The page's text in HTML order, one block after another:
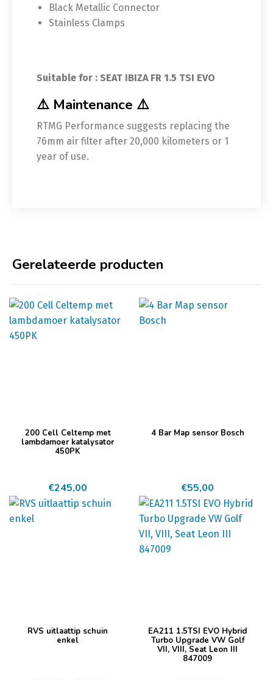
Black Metallic Connector
Stainless Clamps
Suitable for : SEAT IBIZA FR 1.5 TSI EVO
⚠️ Maintenance ⚠️
RTMG Performance suggests replacing the
76mm air filter after 20,000 kilometers or 1
year of use.
Gerelateerde producten
200 Cell Celtemp met
lambdamoer katalysator
450PK
€245,00
4 Bar Map sensor Bosch
€55,00
RVS uitlaattip schuin
enkel
EA211 1.5TSI EVO Hybrid
Turbo Upgrade VW Golf
VII, VIII, Seat Leon III
847009